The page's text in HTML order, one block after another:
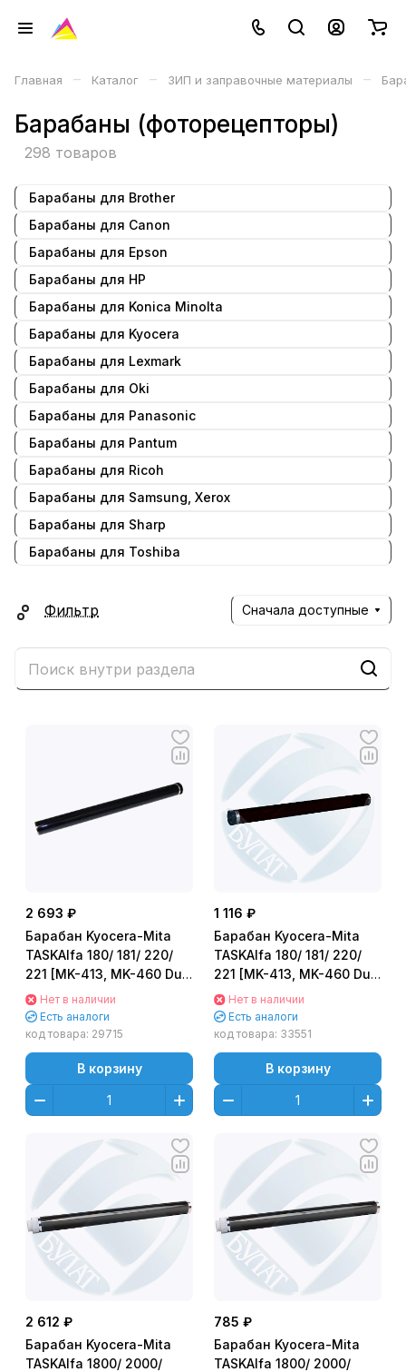
Главная – Каталог – ЗИП и заправочные материалы –
Барабаны (фоторецепторы)
298 товаров
Барабаны для Brother
Барабаны для Canon
Барабаны для Epson
Барабаны для HP
Барабаны для Konica Minolta
Барабаны для Kyocera
Барабаны для Lexmark
Барабаны для Oki
Барабаны для Panasonic
Барабаны для Pantum
Барабаны для Ricoh
Барабаны для Samsung, Xerox
Барабаны для Sharp
Барабаны для Toshiba
Фильтр Сначала доступные
2 693 ₽
Барабан Kyocera-Mita
TASKAlfa 180/ 181/ 220/
221 [MK-413, MK-460 Dum
Unit] (Katun/FUJI)
Нет в наличии
Есть аналоги
код товара: 29715
В корзину
1 116 ₽
Барабан Kyocera-Mita
TASKAlfa 180/ 181/ 220/
221 [MK-413, MK-460 Dum
Unit] Совместимый
Нет в наличии
Есть аналоги
код товара: 33551
В корзину
2 612 ₽
Барабан Kyocera-Mita
TASKAlfa 1800/ 2000/
785 ₽
Барабан Kyocera-Mita
TASKAlfa 1800/ 2000/